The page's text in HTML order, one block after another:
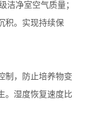
洁净室空气质量；
积。实现持续保
制，防止培养物变
。湿度恢复速度比